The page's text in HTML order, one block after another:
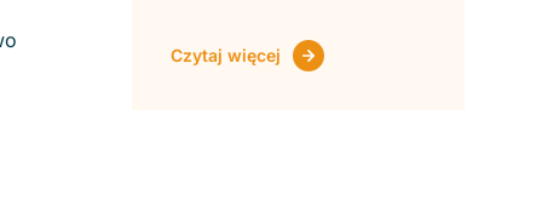
Czytaj więcej